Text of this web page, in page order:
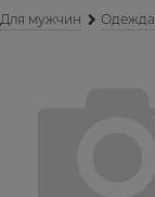
Для мужчин Одежда